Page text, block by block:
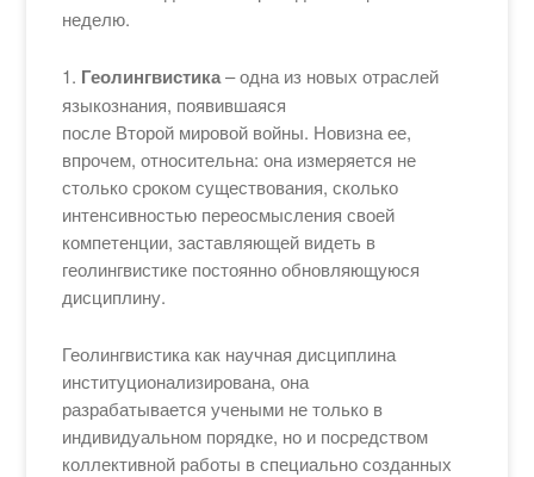
неделю.
1. Геолингвистика– одна из новых отраслей
языкознания, появившаяся
после Второй мировой войны. Новизна ее,
впрочем, относительна: она измеряется не
столько сроком существования, сколько
интенсивностью переосмысления своей
компетенции, заставляющей видеть в
геолингвистике постоянно обновляющуюся
дисциплину.
Геолингвистика как научная дисциплина
институционализирована, она
разрабатывается учеными не только в
индивидуальном порядке, но и посредством
коллективной работы в специально созданных